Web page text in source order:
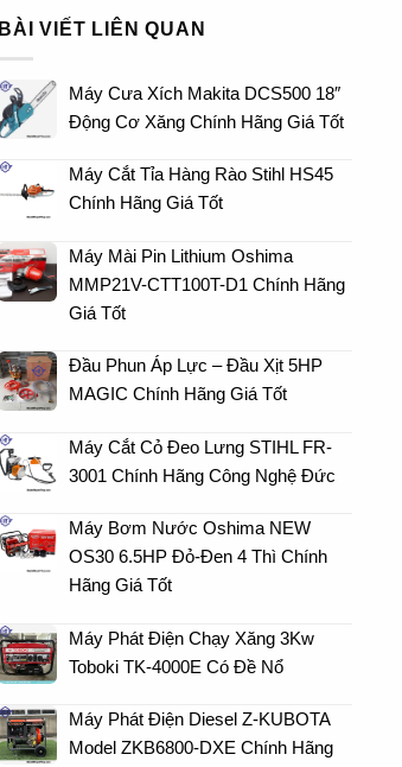
BÀI VIẾT LIÊN QUAN
Máy Cưa Xích Makita DCS500 18″
Động Cơ Xăng Chính Hãng Giá Tốt
Máy Cắt Tỉa Hàng Rào Stihl HS45
Chính Hãng Giá Tốt
Máy Mài Pin Lithium Oshima
MMP21V-CTT100T-D1 Chính Hãng
Giá Tốt
Đầu Phun Áp Lực – Đầu Xịt 5HP
MAGIC Chính Hãng Giá Tốt
Máy Cắt Cỏ Đeo Lưng STIHL FR-
3001 Chính Hãng Công Nghệ Đức
Máy Bơm Nước Oshima NEW
OS30 6.5HP Đỏ-Đen 4 Thì Chính
Hãng Giá Tốt
Máy Phát Điện Chạy Xăng 3Kw
Toboki TK-4000E Có Đề Nổ
Máy Phát Điện Diesel Z-KUBOTA
Model ZKB6800-DXE Chính Hãng